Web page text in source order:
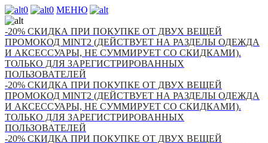
0 0 МЕНЮ
-20% СКИДКА ПРИ ПОКУПКЕ ОТ ДВУХ ВЕЩЕЙ
ПРОМОКОД MINT2 (ДЕЙСТВУЕТ НА РАЗДЕЛЫ ОДЕЖДА
И АКСЕССУАРЫ, НЕ СУММИРУЕТ СО СКИДКАМИ).
ТОЛЬКО ДЛЯ ЗАРЕГИСТРИРОВАННЫХ
ПОЛЬЗОВАТЕЛЕЙ
-20% СКИДКА ПРИ ПОКУПКЕ ОТ ДВУХ ВЕЩЕЙ
ПРОМОКОД MINT2 (ДЕЙСТВУЕТ НА РАЗДЕЛЫ ОДЕЖДА
И АКСЕССУАРЫ, НЕ СУММИРУЕТ СО СКИДКАМИ).
ТОЛЬКО ДЛЯ ЗАРЕГИСТРИРОВАННЫХ
ПОЛЬЗОВАТЕЛЕЙ
-20% СКИДКА ПРИ ПОКУПКЕ ОТ ДВУХ ВЕЩЕЙ